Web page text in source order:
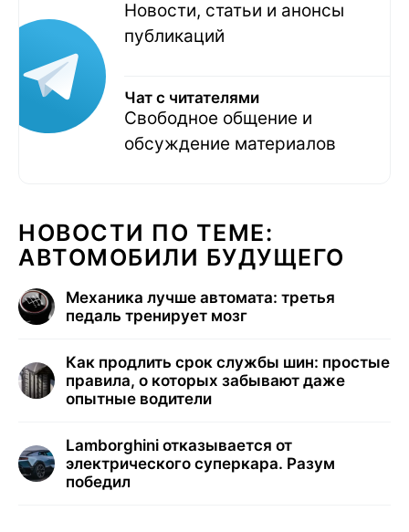
Новости, статьи и анонсы
публикаций
Чат с читателями
Свободное общение и
обсуждение материалов
НОВОСТИ ПО ТЕМЕ:
АВТОМОБИЛИ БУДУЩЕГО
Механика лучше автомата: третья
педаль тренирует мозг
Как продлить срок службы шин: простые
правила, о которых забывают даже
опытные водители
Lamborghini отказывается от
электрического суперкара. Разум
победил